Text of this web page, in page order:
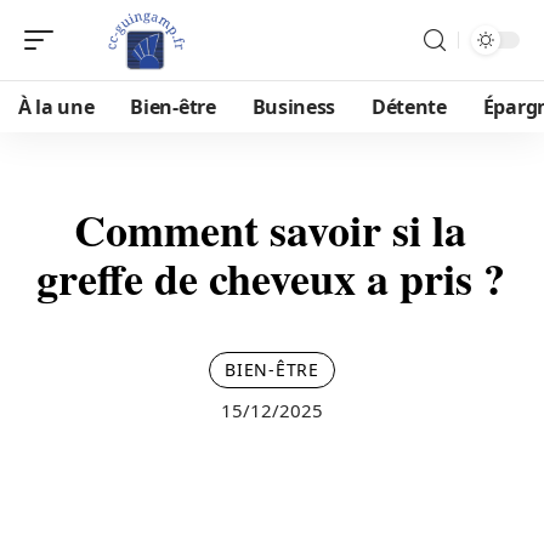
À la une Bien-être Business Détente
Comment savoir si la
greffe de cheveux a pris ?
BIEN-ÊTRE
15/12/2025